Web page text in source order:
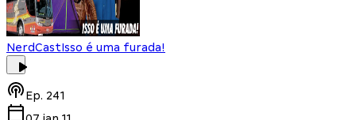
NerdCastIsso é uma furada!
Ep. 241